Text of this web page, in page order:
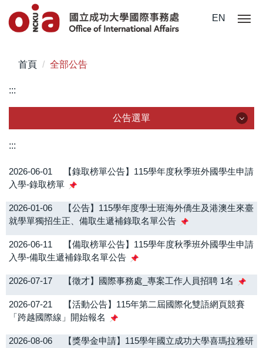
到
區
EN
首頁 全部公告
:::
公告選單
全部公告
在校學生
國際學生
僑、陸生
OIA eNews
院系所及教職員
獎學金/補助資訊
:::
2026-06-01
【錄取榜單公告】115學年度秋季班外國學生申請
入學-錄取榜單
2026-01-06
【公告】115學年度學士班海外僑生及港澳生來臺
就學單獨招生正、備取生遞補錄取名單公告
2026-06-11
【備取榜單公告】115學年度秋季班外國學生申請
入學-備取生遞補錄取名單公告
2026-07-17 【徵才】國際事務處_專案工作人員招聘 1名
2026-07-21
【活動公告】115年第二屆國際化雙語網頁競賽
「跨越國際線」開始報名
2026-08-06
【獎學金申請】115學年國立成功大學喜瑪拉雅研